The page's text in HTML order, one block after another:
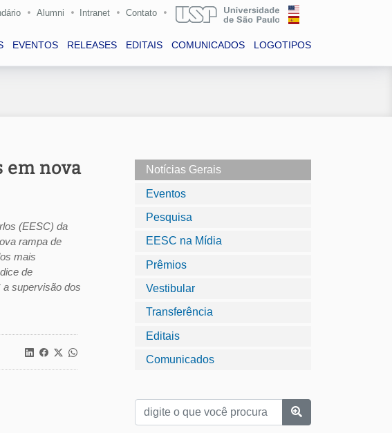
Alumni Intranet Contato
EVENTOS RELEASES EDITAIS COMUNICADOS LOGOTIPOS
em nova
(EESC) da
rampa de
mais
de
a supervisão dos
Notícias Gerais
Eventos
Pesquisa
EESC na Mídia
Prêmios
Vestibular
Transferência
Editais
Comunicados